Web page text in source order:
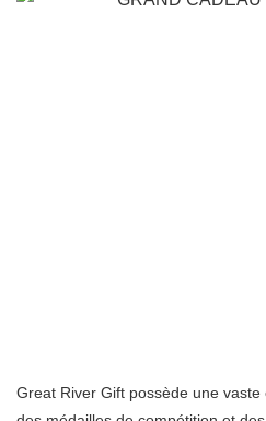
Great River Gift possède une vaste